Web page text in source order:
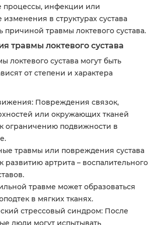
процессы, инфекции или
в структурах сустава
причиной травмы локтевого сустава.
травмы локтевого сустава
локтевого сустава могут быть
от степени и характера
Повреждения связок,
или окружающих тканей
ограничению подвижности в
травмы или повреждения сустава
развитию артрита – воспалительного
травме может образоваться
в мягких тканях.
стрессовый синдром: После
люди могут испытывать